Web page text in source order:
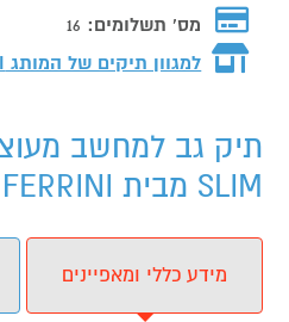
מס' תשלומים: 16
למגוון תיקים של המותג
תיק גב למחשב
SLIM מבית FERRINI - מידע נוסף
מידע כללי ומאפיינים